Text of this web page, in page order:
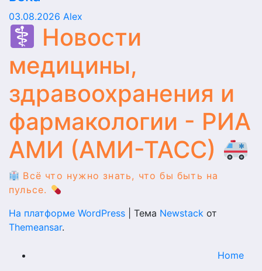
03.08.2026 Alex
Новости
медицины,
здравоохранения и
фармакологии - РИА
АМИ (АМИ-ТАСС)
Всё что нужно знать, что бы быть на
пульсе.
На платформе WordPress
Тема Newstack от
Themeansar.
Home